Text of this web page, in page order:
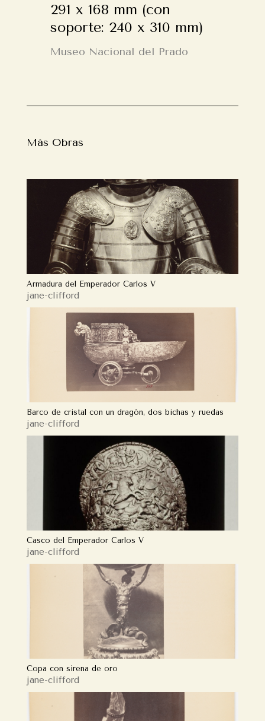
291 x 168 mm (con
soporte: 240 x 310 mm)
Museo Nacional del Prado
Más Obras
Armadura del Emperador Carlos V
jane-clifford
Barco de cristal con un dragón, dos bichas y ruedas
jane-clifford
Casco del Emperador Carlos V
jane-clifford
Copa con sirena de oro
jane-clifford